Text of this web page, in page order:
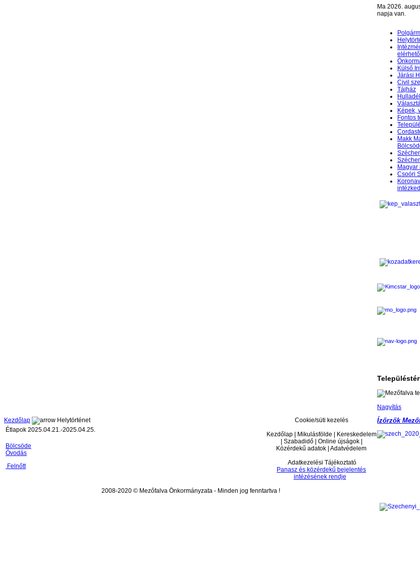
Ma 2026.
napja van.
Külső
Járási
Civil
Tájház
Képek,
Fontos
Makk
Magyar
Csoóri
Nagyítás
Kezdőlap
Helytörténet
Étlapok 2025.04.21.-2025.04.25.
Bölcsöde
Óvodás
Felnőtt
Ízőrzők
Cookie/süti kezelés
Kezdőlap | Mikulásfölde | Kereskedelem
| Szabadidő | Online újságok |
Közérdekű adatok | Adatvédelem
Adatkezelési Tájékoztató
Panasz és közérdekű bejelentés
intézésének rendje
2008-2020 © Mezőfalva Önkormányzata - Minden jog fenntartva !